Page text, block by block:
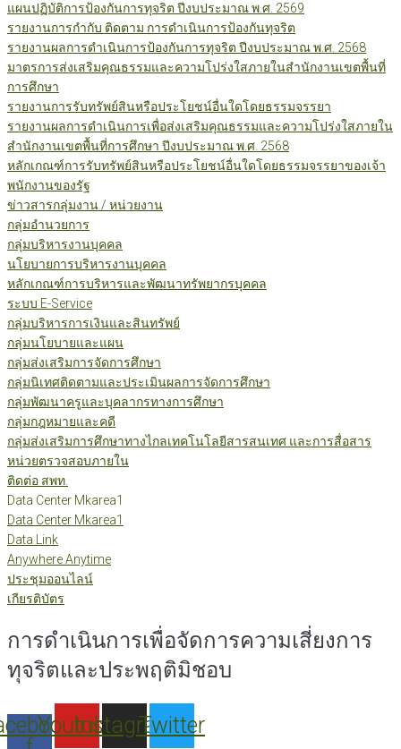
แผนปฏิบัติการป้องกันการทุจริต ปีงบประมาณ พ.ศ. 2569
รายงานการกำกับ ติดตาม การดำเนินการป้องกันทุจริต
รายงานผลการดำเนินการป้องกันการทุจริต ปีงบประมาณ พ.ศ. 2568
มาตรการส่งเสริมคุณธรรมและความโปร่งใสภายในสำนักงานเขตพื้นที่
การศึกษา
รายงานการรับทรัพย์สินหรือประโยชน์อื่นใดโดยธรรมจรรยา
รายงานผลการดำเนินการเพื่อส่งเสริมคุณธรรมและความโปร่งใสภายใน
สำนักงานเขตพื้นที่การศึกษา ปีงบประมาณ พ.ศ. 2568
หลักเกณฑ์การรับทรัพย์สินหรือประโยชน์อื่นใดโดยธรรมจรรยาของเจ้า
พนักงานของรัฐ
ข่าวสารกลุ่มงาน / หน่วยงาน
กลุ่มอำนวยการ
กลุ่มบริหารงานบุคคล
นโยบายการบริหารงานบุคคล
หลักเกณฑ์การบริหารและพัฒนาทรัพยากรบุคคล
ระบบ E-Service
กลุ่มบริหารการเงินและสินทรัพย์
กลุ่มนโยบายและแผน
กลุ่มส่งเสริมการจัดการศึกษา
กลุ่มนิเทศติดตามและประเมินผลการจัดการศึกษา
กลุ่มพัฒนาครูและบุคลากรทางการศึกษา
กลุ่มกฎหมายและคดี
กลุ่มส่งเสริมการศึกษาทางไกลเทคโนโลยีสารสนเทศ และการสื่อสาร
หน่วยตรวจสอบภายใน
ติดต่อ สพท.
Data Center Mkarea1
Data Center Mkarea1
Data Link
Anywhere Anytime
ประชุมออนไลน์
เกียรติบัตร
การดำเนินการเพื่อจัดการความเสี่ยงการ
ทุจริตและประพฤติมิชอบ
Youtube
Instagram
Twitter